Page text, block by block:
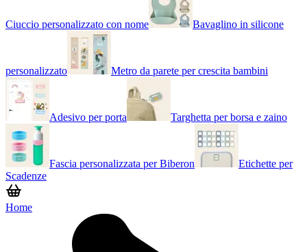
Ciuccio personalizzato con nome Bavaglino in silicone
personalizzato Metro da parete per crescita bambini
Adesivo per porta Targhetta per borsa e zaino
Fascia personalizzata per Biberon
Etichette per
Scadenze
Home